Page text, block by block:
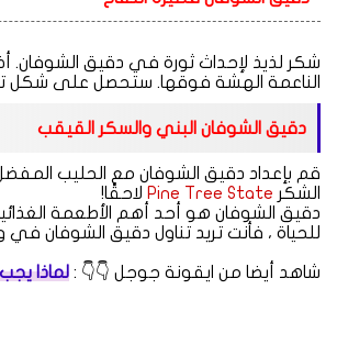
شكر لذيذ لإحداث ثورة في دقيق الشوفان.
الناعمة الهشة فوقها. ستحصل على
دقيق الشوفان البني والسكر القيقب
قم بإعداد دقيق الشوفان مع الحليب
الشكر
Pine Tree State
لاحقًا!
دقيق الشوفان هو أحد أهم الأطعمة
للحياة ، فأنت تريد تناول دقيق الشوفان
شاهد أيضا من ايقونة جوجل 👇👇 : لماذا